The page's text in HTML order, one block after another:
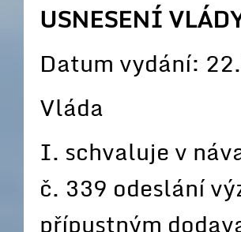
USNESENÍ
Datum vydání:
Vláda
I. schvaluje v
č. 339 odeslání
přípustným